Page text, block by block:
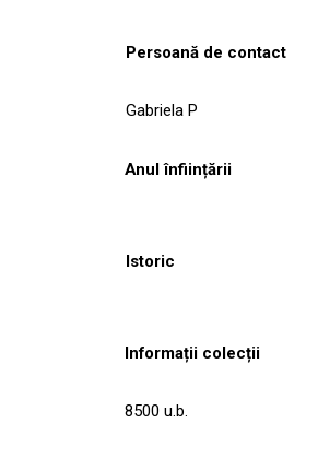
Persoană de contact
Gabriela P
Anul înființării
Istoric
Informații colecții
8500 u.b.